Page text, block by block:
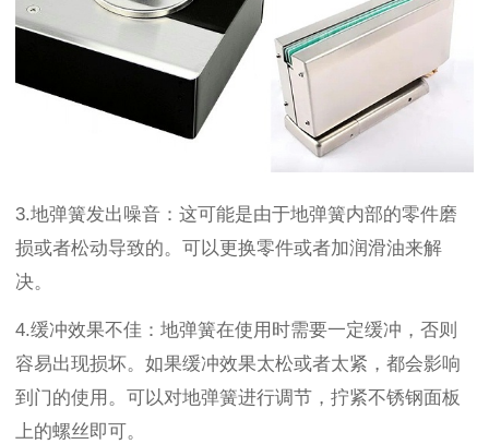
3.地弹簧发出噪音：这可能是由于地弹簧内部的零件磨
损或者松动导致的。可以更换零件或者加润滑油来解
决。
4.缓冲效果不佳：地弹簧在使用时需要一定缓冲，否则
容易出现损坏。如果缓冲效果太松或者太紧，都会影响
到门的使用。可以对地弹簧进行调节，拧紧不锈钢面板
上的螺丝即可。